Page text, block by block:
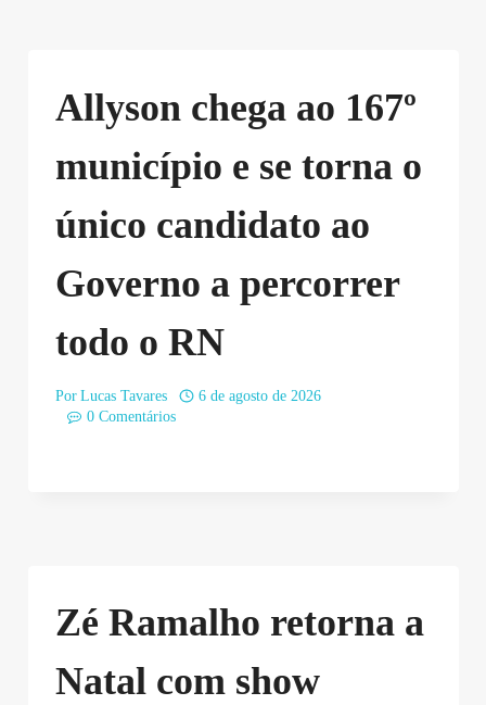
Allyson chega ao 167º
município e se torna o
único candidato ao
Governo a percorrer
todo o RN
Por Lucas Tavares
6 de agosto de 2026
0 Comentários
Zé Ramalho retorna a
Natal com show